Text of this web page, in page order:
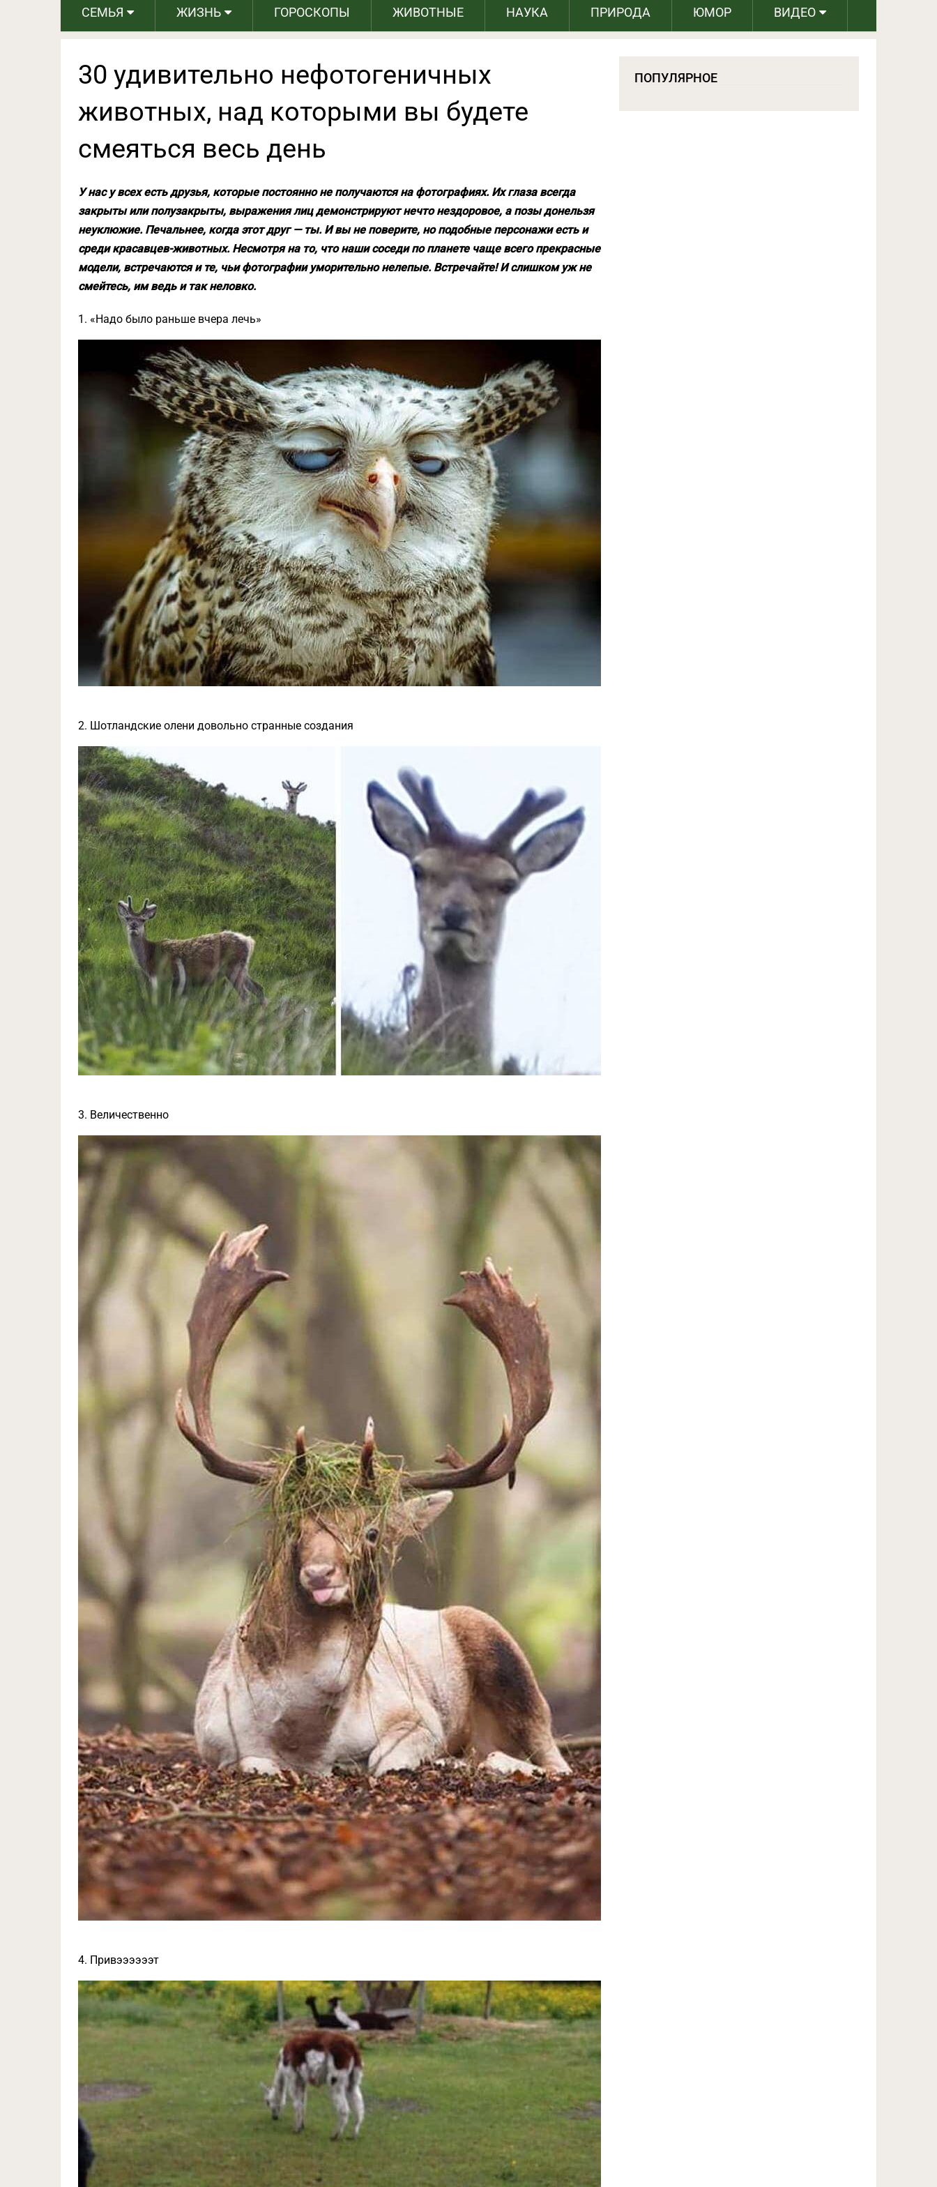
СЕМЬЯ ЖИЗНЬ ГОРОСКОПЫ ЖИВОТНЫЕ НАУКА ПРИРОДА ЮМОР ВИДЕО
30 удивительно нефотогеничных
животных, над которыми вы будете
смеяться весь день
У нас у всех есть друзья, которые постоянно не получаются на фотографиях. Их глаза всегда
закрыты или полузакрыты, выражения лиц демонстрируют нечто нездоровое, а позы донельзя
неуклюжие. Печальнее, когда этот друг — ты. И вы не поверите, но подобные персонажи есть и
среди красавцев-животных. Несмотря на то, что наши соседи по планете чаще всего прекрасные
модели, встречаются и те, чьи фотографии уморительно нелепые. Встречайте! И слишком уж не
смейтесь, им ведь и так неловко.
1. «Надо было раньше вчера лечь»
2. Шотландские олени довольно странные создания
3. Величественно
4. Привээээээт
ПОПУЛЯРНОЕ